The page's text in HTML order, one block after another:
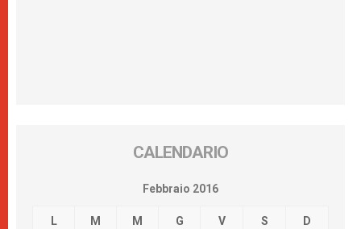
CALENDARIO
Febbraio 2016
L M M G V S D